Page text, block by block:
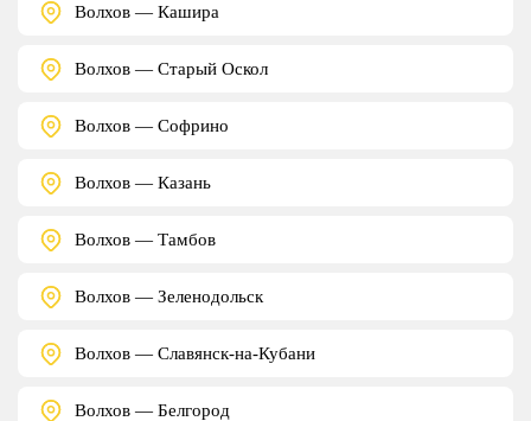
Волхов — Кашира
Волхов — Старый Оскол
Волхов — Софрино
Волхов — Казань
Волхов — Тамбов
Волхов — Зеленодольск
Волхов — Славянск-на-Кубани
Волхов — Белгород